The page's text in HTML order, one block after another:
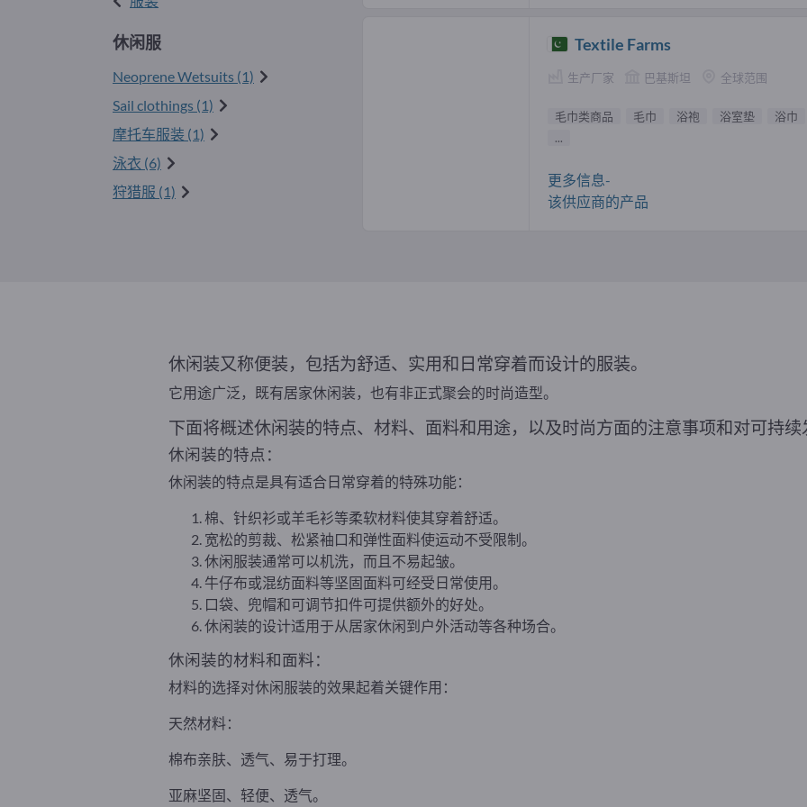
休闲服
Neoprene Wetsuits (1)
Sail clothings (1)
摩托车服装 (1)
泳衣 (6)
狩猎服 (1)
Textile Farms
生产厂家 巴基斯坦 全球范围
毛巾类商品 毛巾 浴袍 浴室垫 浴巾
...
更多信息-
该供应商的产品
休闲装又称便装，包括为舒适、实用和日常穿着而设计的服装。
它用途广泛，既有居家休闲装，也有非正式聚会的时尚造型。
下面将概述休闲装的特点、材料、面料和用途，以及时尚方面的注意事项和对可持续
休闲装的特点：
休闲装的特点是具有适合日常穿着的特殊功能：
棉、针织衫或羊毛衫等柔软材料使其穿着舒适。
宽松的剪裁、松紧袖口和弹性面料使运动不受限制。
休闲服装通常可以机洗，而且不易起皱。
牛仔布或混纺面料等坚固面料可经受日常使用。
口袋、兜帽和可调节扣件可提供额外的好处。
休闲装的设计适用于从居家休闲到户外活动等各种场合。
休闲装的材料和面料：
材料的选择对休闲服装的效果起着关键作用：
天然材料：
棉布亲肤、透气、易于打理。
亚麻坚固、轻便、透气。